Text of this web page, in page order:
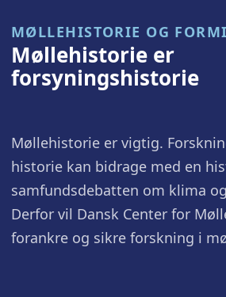
MØLLEHISTORIE OG
Møllehistorie er
forsyningshistorie
Møllehistorie er vigtig.
historie kan bidrage med en
samfundsdebatten om klima
Derfor vil Dansk Center for
forankre og sikre forskning i